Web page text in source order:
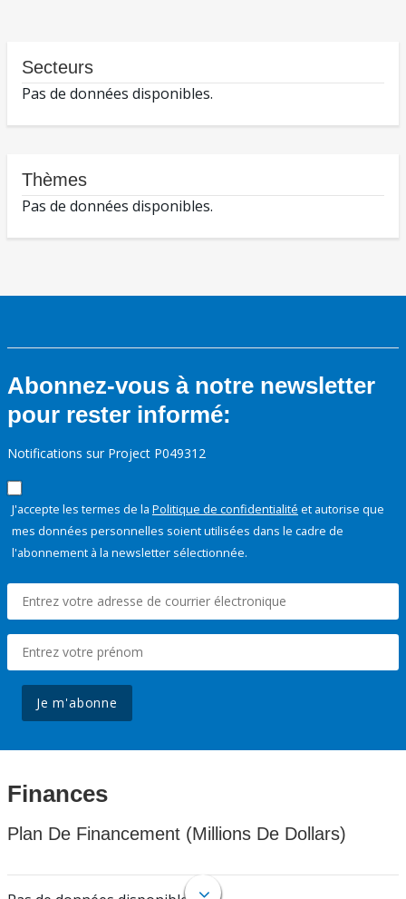
Secteurs
Pas de données disponibles.
Thèmes
Pas de données disponibles.
Abonnez-vous à notre newsletter
pour rester informé:
Notifications sur Project P049312
J'accepte les termes de la Politique de confidentialité et autorise que
mes données personnelles soient utilisées dans le cadre de
l'abonnement à la newsletter sélectionnée.
Je m'abonne
Finances
Plan De Financement (Millions De Dollars)